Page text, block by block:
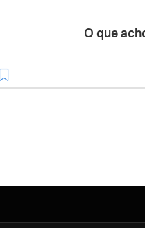
O que